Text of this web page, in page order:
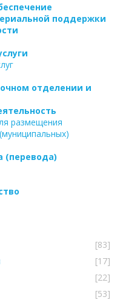
поддержки
отделении и
размещения
(перевода)
[83]
[17]
[22]
[53]